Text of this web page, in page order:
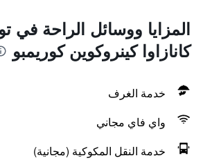
المزايا ووسائل الراحة في
كانازاوا كينروكوين كوريمبو
خدمة الغرف
واي فاي مجاني
خدمة النقل المكوكية (مجانية)